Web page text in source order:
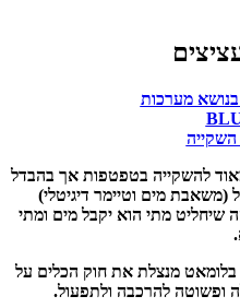
מערכות
השקייה
להשקייה בטפטפות אך בהבדל
מים וטיימר דיגיטלי)
מתי הוא יקבל מים ומתי
טכנולוגיית ההשקיה של BLUMAT בלומאט מנצלת את חוק הכלים על
ופשוטה להרכבה ולתפעול.